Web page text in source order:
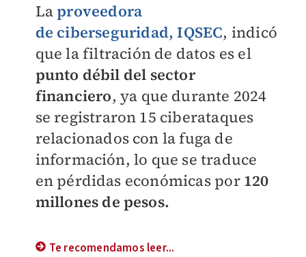
Laproveedora
de ciberseguridad,IQSEC, indicó
que la filtración de datos es el
punto débil del sector
financiero, ya que durante 2024
se registraron 15 ciberataques
relacionados con la fuga de
información, lo que se traduce
en pérdidas económicas por 120
millones de pesos.
Te recomendamos leer...